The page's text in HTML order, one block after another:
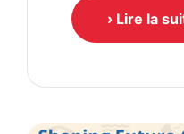
› Lire la